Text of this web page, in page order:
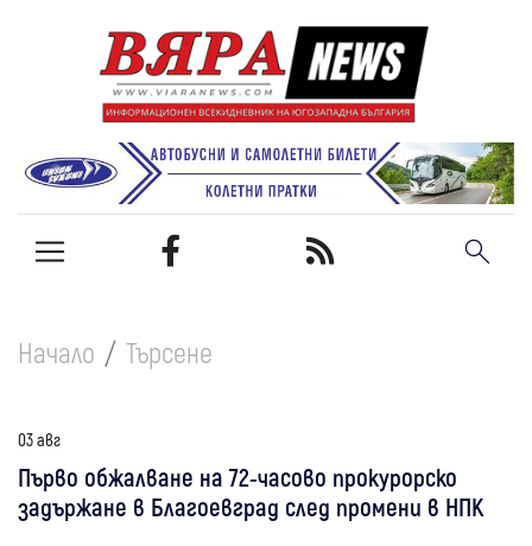
Начало Търсене
03 авг
Първо обжалване на 72-часово прокурорско
задържане в Благоевград след промени в НПК